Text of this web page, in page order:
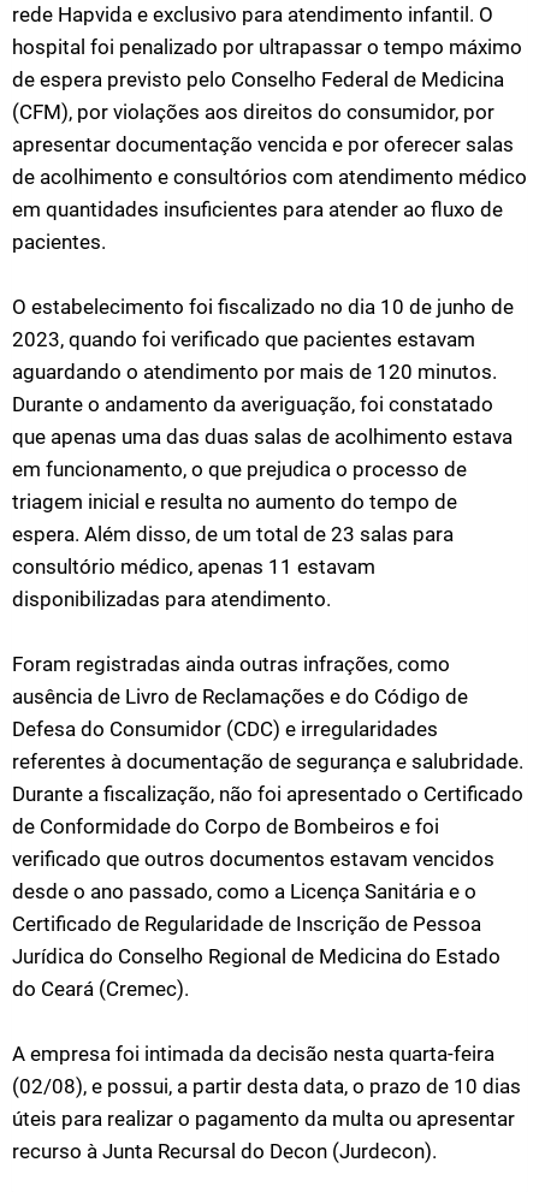
rede Hapvida e exclusivo para atendimento infantil. O
hospital foi penalizado por ultrapassar o tempo máximo
de espera previsto pelo Conselho Federal de Medicina
(CFM), por violações aos direitos do consumidor, por
apresentar documentação vencida e por oferecer salas
de acolhimento e consultórios com atendimento médico
em quantidades insuficientes para atender ao fluxo de
pacientes.
O estabelecimento foi fiscalizado no dia 10 de junho de
2023, quando foi verificado que pacientes estavam
aguardando o atendimento por mais de 120 minutos.
Durante o andamento da averiguação, foi constatado
que apenas uma das duas salas de acolhimento estava
em funcionamento, o que prejudica o processo de
triagem inicial e resulta no aumento do tempo de
espera. Além disso, de um total de 23 salas para
consultório médico, apenas 11 estavam
disponibilizadas para atendimento.
Foram registradas ainda outras infrações, como
ausência de Livro de Reclamações e do Código de
Defesa do Consumidor (CDC) e irregularidades
referentes à documentação de segurança e salubridade.
Durante a fiscalização, não foi apresentado o Certificado
de Conformidade do Corpo de Bombeiros e foi
verificado que outros documentos estavam vencidos
desde o ano passado, como a Licença Sanitária e o
Certificado de Regularidade de Inscrição de Pessoa
Jurídica do Conselho Regional de Medicina do Estado
do Ceará (Cremec).
A empresa foi intimada da decisão nesta quarta-feira
(02/08), e possui, a partir desta data, o prazo de 10 dias
úteis para realizar o pagamento da multa ou apresentar
recurso à Junta Recursal do Decon (Jurdecon).